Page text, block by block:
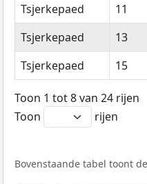
Tsjerkepaed
11
Tsjerkepaed
13
Tsjerkepaed
15
Toon 1 tot 8 van 24 rijen
Toon
rijen
Bovenstaande tabel toont